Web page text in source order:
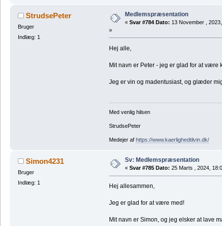
StrudsePeter
Bruger
Indlæg: 1
Medlemspræsentation
« Svar #784 Dato: 13 November ,
»
Hej alle,
Mit navn er Peter - jeg er glad for at være
Jeg er vin og madentusiast, og glæder
Med venlig hilsen
StrudsePeter
Medejer af https://www.kaerlighedtilvin.dk/
Simon4231
Bruger
Indlæg: 1
Sv: Medlemspræsentation
« Svar #785 Dato: 25 Marts , 2024,
Hej allesammen,
Jeg er glad for at være med!
Mit navn er Simon, og jeg elsker at lave